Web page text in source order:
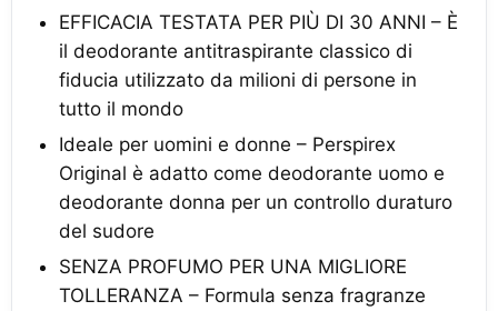
EFFICACIA TESTATA PER PIÙ DI 30 ANNI – È
il deodorante antitraspirante classico di
fiducia utilizzato da milioni di persone in
tutto il mondo
Ideale per uomini e donne – Perspirex
Original è adatto come deodorante uomo e
deodorante donna per un controllo duraturo
del sudore
SENZA PROFUMO PER UNA MIGLIORE
TOLLERANZA – Formula senza fragranze